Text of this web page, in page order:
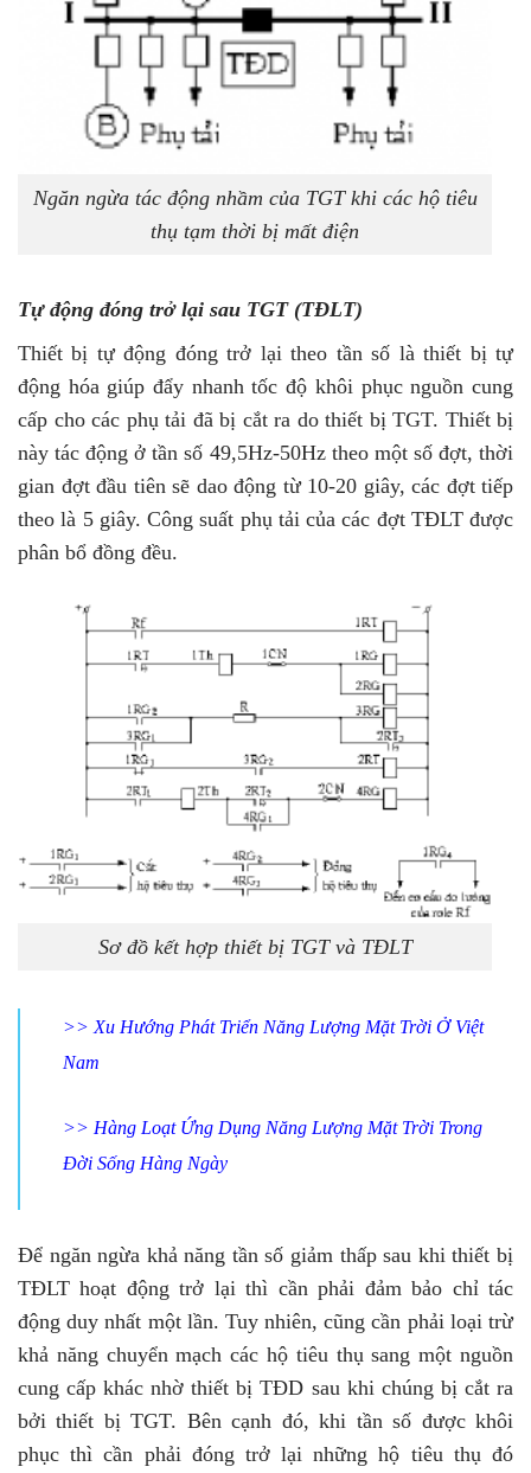
Ngăn ngừa tác động nhầm của TGT khi các hộ tiêu
thụ tạm thời bị mất điện
Tự động đóng trở lại sau TGT (TĐLT)
Thiết bị tự động đóng trở lại theo tần số là thiết bị tự
động hóa giúp đẩy nhanh tốc độ khôi phục nguồn cung
cấp cho các phụ tải đã bị cắt ra do thiết bị TGT. Thiết bị
này tác động ở tần số 49,5Hz-50Hz theo một số đợt, thời
gian đợt đầu tiên sẽ dao động từ 10-20 giây, các đợt tiếp
theo là 5 giây. Công suất phụ tải của các đợt TĐLT được
phân bổ đồng đều.
Sơ đồ kết hợp thiết bị TGT và TĐLT
>> Xu Hướng Phát Triển Năng Lượng Mặt Trời Ở Việt
Nam
>> Hàng Loạt Ứng Dụng Năng Lượng Mặt Trời Trong
Đời Sống Hàng Ngày
Để ngăn ngừa khả năng tần số giảm thấp sau khi thiết bị
TĐLT hoạt động trở lại thì cần phải đảm bảo chỉ tác
động duy nhất một lần. Tuy nhiên, cũng cần phải loại trừ
khả năng chuyển mạch các hộ tiêu thụ sang một nguồn
cung cấp khác nhờ thiết bị TĐD sau khi chúng bị cắt ra
bởi thiết bị TGT. Bên cạnh đó, khi tần số được khôi
phục thì cần phải đóng trở lại những hộ tiêu thụ đó